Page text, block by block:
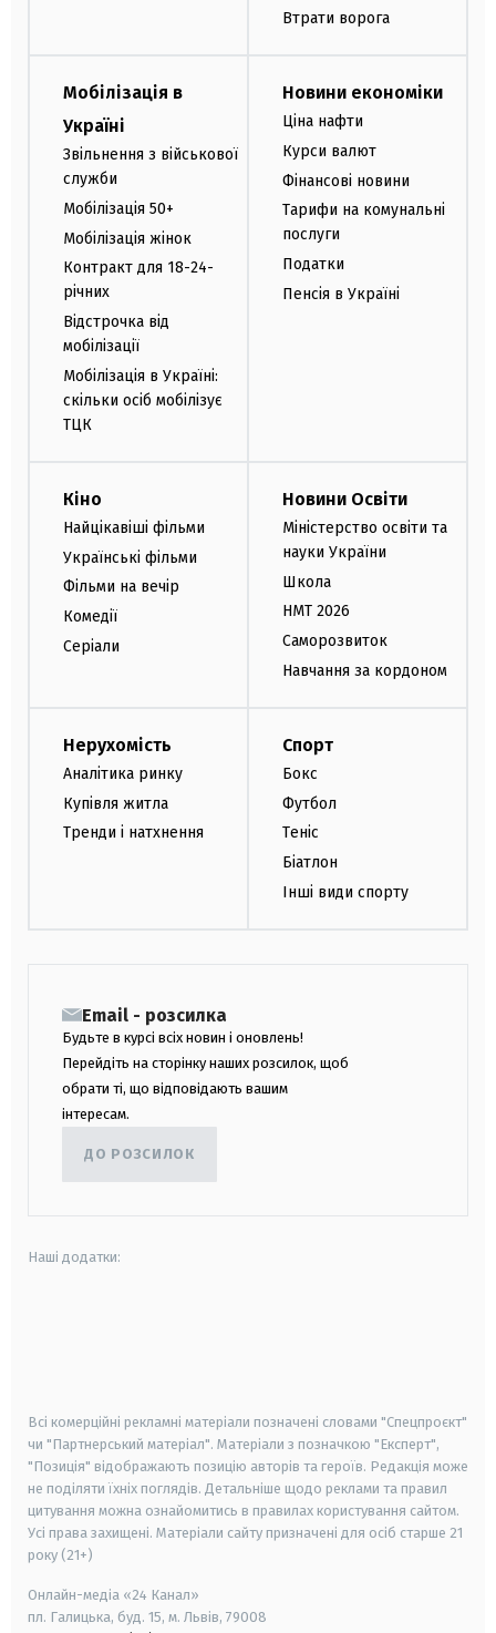
Втрати ворога
Мобілізація в
Україні
Звільнення з військової
служби
Мобілізація 50+
Мобілізація жінок
Контракт для 18-24-
річних
Відстрочка від
мобілізації
Мобілізація в Україні:
скільки осіб мобілізує
ТЦК
Новини економіки
Ціна нафти
Курси валют
Фінансові новини
Тарифи на комунальні
послуги
Податки
Пенсія в Україні
Кіно
Найцікавіші фільми
Українські фільми
Фільми на вечір
Комедії
Серіали
Новини Освіти
Міністерство освіти та
науки України
Школа
НМТ 2026
Саморозвиток
Навчання за кордоном
Нерухомість
Аналітика ринку
Купівля житла
Тренди і натхнення
Спорт
Бокс
Футбол
Теніс
Біатлон
Інші види спорту
Email - розсилка
Будьте в курсі всіх новин і оновлень!
Перейдіть на сторінку наших розсилок, щоб
обрати ті, що відповідають вашим
інтересам.
ДО РОЗСИЛОК
Наші додатки:
Всі комерційні рекламні матеріали позначені словами "Спецпроєкт"
чи "Партнерський матеріал". Матеріали з позначкою "Експерт",
"Позиція" відображають позицію авторів та героїв. Редакція може
не поділяти їхніх поглядів. Детальніше щодо реклами та правил
цитування можна ознайомитись в правилах користування сайтом.
Усі права захищені. Матеріали сайту призначені для осіб старше 21
року (21+)
Онлайн-медіа «24 Канал»
пл. Галицька, буд. 15, м. Львів, 79008